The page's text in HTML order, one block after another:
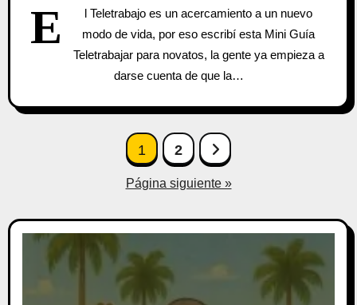
E
l Teletrabajo es un acercamiento a un nuevo
modo de vida, por eso escribí esta Mini Guía
Teletrabajar para novatos, la gente ya empieza a
darse cuenta de que la…
Paginación
entradas
1 2
Página siguiente »